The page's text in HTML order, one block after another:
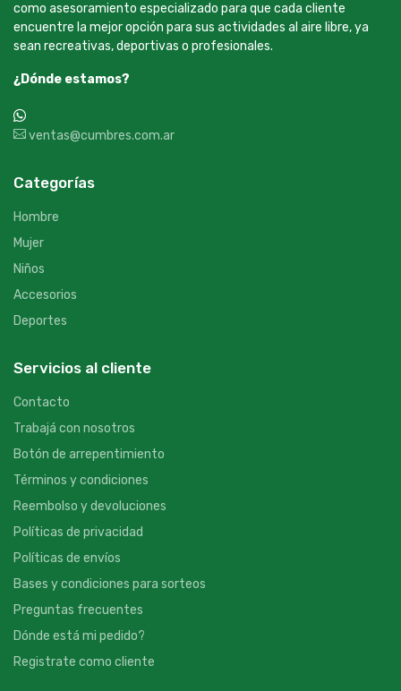
como asesoramiento especializado para que cada cliente
encuentre la mejor opción para sus actividades al aire libre, ya
sean recreativas, deportivas o profesionales.
¿Dónde estamos?
ventas@cumbres.com.ar
Categorías
Hombre
Mujer
Niños
Accesorios
Deportes
Servicios al cliente
Contacto
Trabajá con nosotros
Botón de arrepentimiento
Términos y condiciones
Reembolso y devoluciones
Políticas de privacidad
Políticas de envíos
Bases y condiciones para sorteos
Preguntas frecuentes
Dónde está mi pedido?
Registrate como cliente